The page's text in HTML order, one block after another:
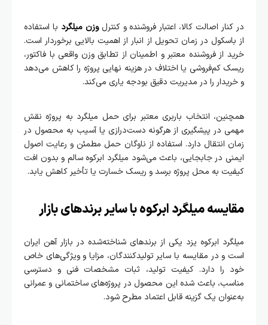
در کنار اصالت کالا، اعتبار فروشنده و کنترلوزن میلگرد با استفاده
از باسکول در زمان تحویل از انبار از اهمیت بالایی برخوردار است.
خرید از فروشنده معتبر و اطمینان از تطابق وزن واقعی با فاکتور،
ریسک کم‌فروشی یا اختلاف در هزینه نهایی پروژه را کاهش می‌دهد
و خریدار را در مدیریت دقیق بودجه یاری می‌کند.
همچنین، انتخاب باربری معتبر برای حمل میلگرد به پروژه نقش
مهمی در پیشگیری از هرگونه دست‌درازی یا آسیب به محصول در
زمان انتقال دارد. استفاده از ناوگان حمل مطمئن و رعایت اصول
ایمنی در جابجایی، باعث می‌شود میلگرد ابرکوه سالم و بدون افت
کیفیت به محل پروژه برسد و ریسک خسارت یا تأخیر کاهش یابد.
مقایسه میلگرد ابرکوه با سایر برندهای بازار
میلگرد ابرکوه یزد یکی از برندهای شناخته‌شده در بازار آهن ایران
است و در مقایسه با سایر تولیدکنندگان، مزایا و ویژگی‌های خاص
خود را دارد. کیفیت تولید، ثبات مشخصات فنی و دسترسی
مناسب، باعث شده این محصول در پروژه‌های ساختمانی و عمرانی
به‌عنوان یک گزینه قابل اعتماد مطرح شود.